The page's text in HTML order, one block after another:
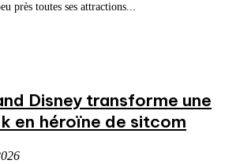
près toutes ses attractions...
Disney transforme une
en héroïne de sitcom